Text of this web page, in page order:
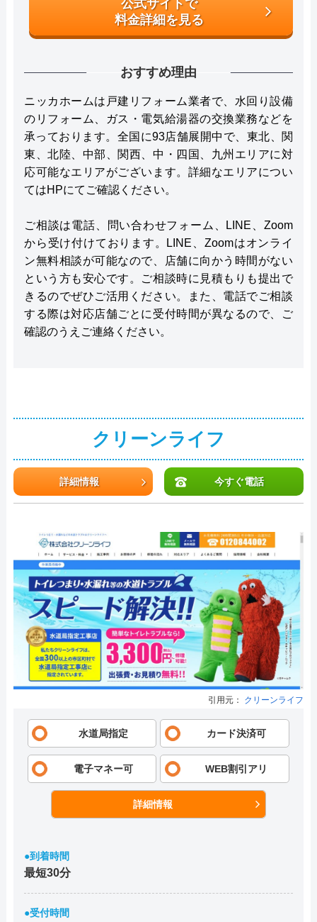
公式サイトで
料金詳細を見る
おすすめ理由
ニッカホームは戸建リフォーム業者で、水回り設備
のリフォーム、ガス・電気給湯器の交換業務などを
承っております。全国に93店舗展開中で、東北、関
東、北陸、中部、関西、中・四国、九州エリアに対
応可能なエリアがございます。詳細なエリアについ
てはHPにてご確認ください。
ご相談は電話、問い合わせフォーム、LINE、Zoom
から受け付けております。LINE、Zoomはオンライ
ン無料相談が可能なので、店舗に向かう時間がない
という方も安心です。ご相談時に見積もりも提出で
きるのでぜひご活用ください。また、電話でご相談
する際は対応店舗ごとに受付時間が異なるので、ご
確認のうえご連絡ください。
クリーンライフ
詳細情報 今すぐ電話
引用元： クリーンライフ
水道局指定 カード決済可
電子マネー可 WEB割引アリ
詳細情報
●到着時間
最短30分
●受付時間